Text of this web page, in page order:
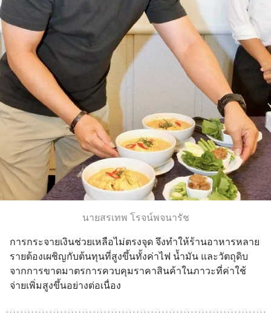
นายสรเทพ โรจน์พจนารัช
การกระจายเงินช่วยเหลือไม่ตรงจุด จึงทำให้ร้านอาหารหลาย
รายต้องเผชิญกับต้นทุนที่สูงขึ้นทั้งค่าไฟ น้ำมัน และวัตถุดิบ
จากการขาดมาตรการควบคุมราคาสินค้าในภาวะที่ค่าใช้
จ่ายเพิ่มสูงขึ้นอย่างต่อเนื่อง